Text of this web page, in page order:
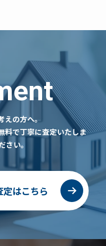
の方へ。
料で丁寧に査定いたしま
さい。
定はこちら